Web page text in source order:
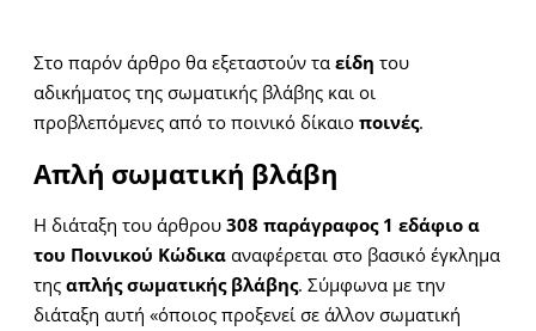
Στο παρόν άρθρο θα εξεταστούν τα είδη του
αδικήματος της σωματικής βλάβης και οι
προβλεπόμενες από το ποινικό δίκαιο ποινές.
Απλή σωματική βλάβη
Η διάταξη του άρθρου 308 παράγραφος 1 εδάφιο α
του Ποινικού Κώδικα αναφέρεται στο βασικό έγκλημα
της απλής σωματικής βλάβης. Σύμφωνα με την
διάταξη αυτή «όποιος προξενεί σε άλλον σωματική